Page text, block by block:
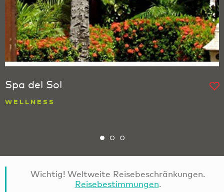
Spa del Sol
WELLNESS
Wichtig! Weltweite Reisebeschränkungen.
Reisebestimmungen.